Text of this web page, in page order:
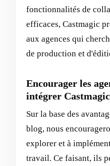
fonctionnalités de
efficaces, Castmagic
aux agences qui
de production et
Encourager les
intégrer
Sur la base des
blog, nous
explorer et à
travail. Ce faisant, ils